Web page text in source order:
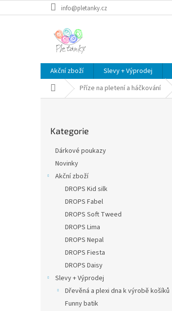
na
info@pletanky.cz
Akční zboží Slevy + Výprodej
Domů Příze na pletení a háčkování
kategorie
Kategorie
Dárkové poukazy
Novinky
Akční zboží
DROPS Kid silk
DROPS Fabel
DROPS Soft Tweed
DROPS Lima
DROPS Nepal
DROPS Fiesta
DROPS Daisy
Slevy + Výprodej
Dřevěná a plexi dna k výrobě košíků
Funny batik